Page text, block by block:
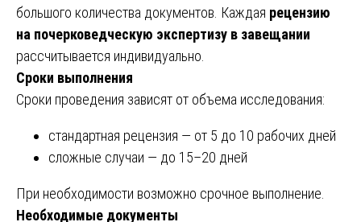
большого количества документов. Каждая рецензию
на почерковедческую экспертизу в завещании
рассчитывается индивидуально.
Сроки выполнения
Сроки проведения зависят от объема исследования:
стандартная рецензия — от 5 до 10 рабочих дней
сложные случаи — до 15–20 дней
При необходимости возможно срочное выполнение.
Необходимые документы